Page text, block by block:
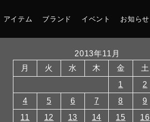
アイテム ブランド イベント お知らせ
2013年11月
月
火 水 木 金 土
1
2
4
5 6 7 8 9
11
12 13 14 15 16